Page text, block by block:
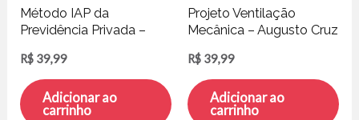
Método IAP da
Previdência Privada –
R$ 39,99
Adicionar ao
carrinho
Projeto Ventilação
Mecânica – Augusto Cruz
R$ 39,99
Adicionar ao
carrinho